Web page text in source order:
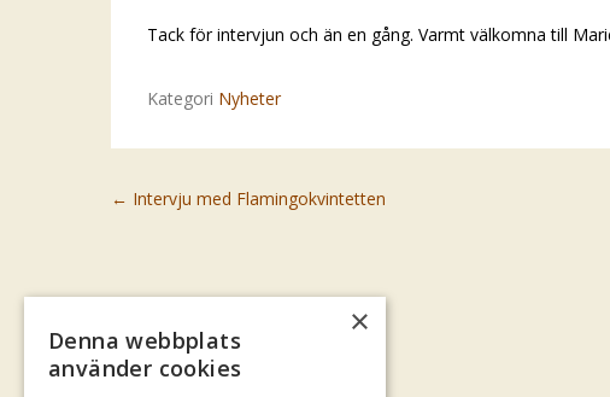
Tack för intervjun och än en gång. Varmt välkomna till
Kategori Nyheter
Post navigation
← Intervju med Flamingokvintetten
×
Denna webbplats
använder cookies